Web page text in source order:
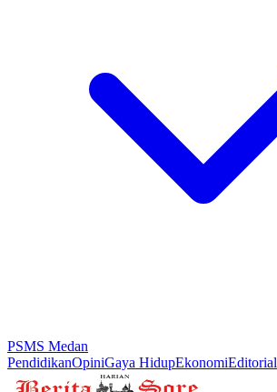
PSMS Medan
PendidikanOpiniGaya HidupEkonomiEditorial